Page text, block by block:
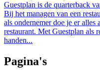
Guestplan is de quarterback
Bij het managen van een
als ondernemer doe je er alles
restaurant. Met Guestplan als
handen...
Pagina's